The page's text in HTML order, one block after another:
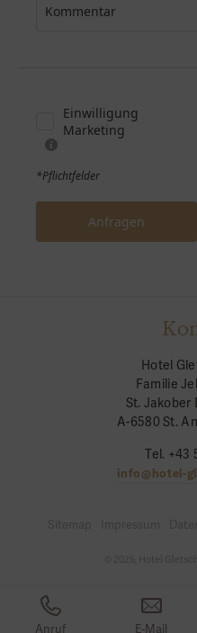
Hotel
Familie
St. Jakober
A-6580 St.
Tel. +43
info@hotel-
Anruf E-Mail